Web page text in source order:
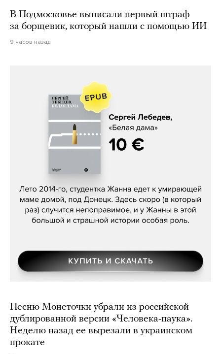
В Подмосковье выписали первый штраф
за борщевик, который нашли с помощью ИИ
9 часов назад
Сергей Лебедев, «Белая дама»
Песню Монеточки убрали из российской
дублированной версии «Человека-паука».
Неделю назад ее вырезали в украинском
прокате